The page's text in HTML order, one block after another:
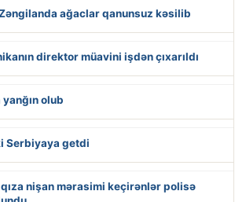
Zəngilanda ağaclar qanunsuz kəsilib
direktor müavini işdən çıxarıldı
yanğın olub
Serbiyaya getdi
qıza nişan mərasimi keçirənlər polisə